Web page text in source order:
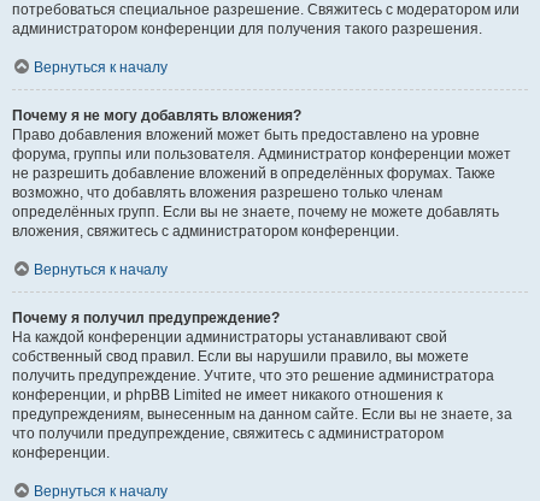
потребоваться специальное разрешение. Свяжитесь с модератором или
администратором конференции для получения такого разрешения.
Вернуться к началу
Почему я не могу добавлять вложения?
Право добавления вложений может быть предоставлено на уровне
форума, группы или пользователя. Администратор конференции может
не разрешить добавление вложений в определённых форумах. Также
возможно, что добавлять вложения разрешено только членам
определённых групп. Если вы не знаете, почему не можете добавлять
вложения, свяжитесь с администратором конференции.
Вернуться к началу
Почему я получил предупреждение?
На каждой конференции администраторы устанавливают свой
собственный свод правил. Если вы нарушили правило, вы можете
получить предупреждение. Учтите, что это решение администратора
конференции, и phpBB Limited не имеет никакого отношения к
предупреждениям, вынесенным на данном сайте. Если вы не знаете, за
что получили предупреждение, свяжитесь с администратором
конференции.
Вернуться к началу